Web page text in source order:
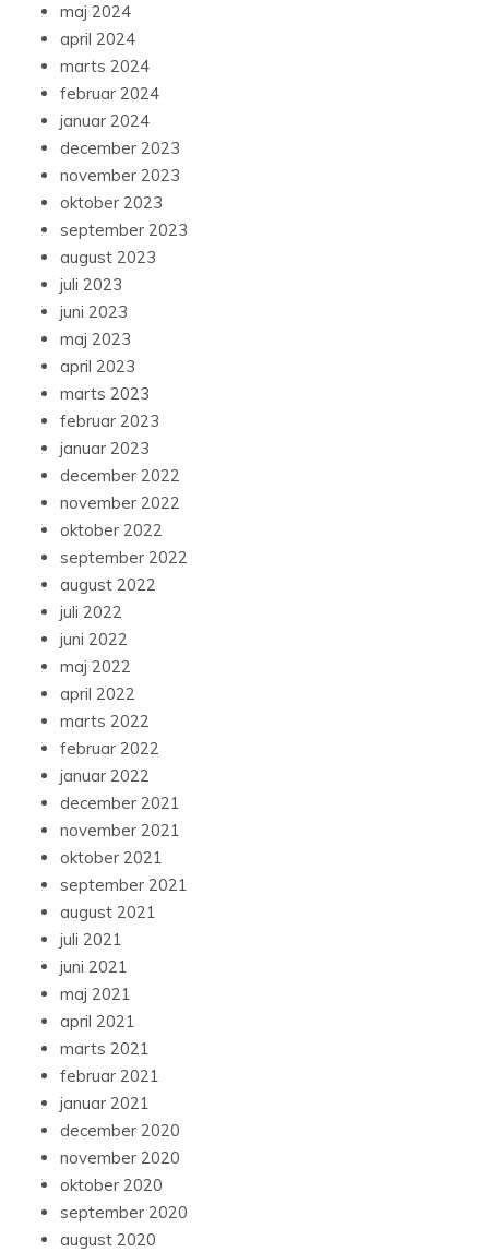
maj 2024
april 2024
marts 2024
februar 2024
januar 2024
december 2023
november 2023
oktober 2023
september 2023
august 2023
juli 2023
juni 2023
maj 2023
april 2023
marts 2023
februar 2023
januar 2023
december 2022
november 2022
oktober 2022
september 2022
august 2022
juli 2022
juni 2022
maj 2022
april 2022
marts 2022
februar 2022
januar 2022
december 2021
november 2021
oktober 2021
september 2021
august 2021
juli 2021
juni 2021
maj 2021
april 2021
marts 2021
februar 2021
januar 2021
december 2020
november 2020
oktober 2020
september 2020
august 2020